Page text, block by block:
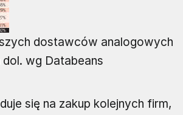
dostawców analogowych
dol. wg Databeans
się na zakup kolejnych firm,